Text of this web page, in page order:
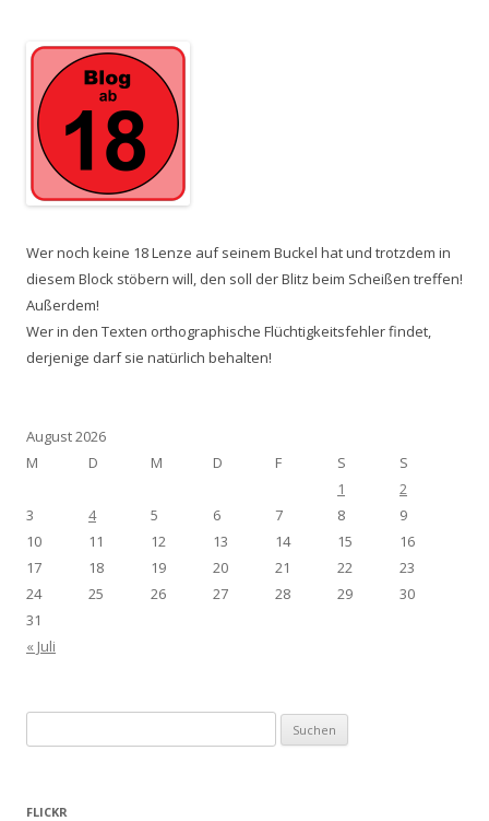
Wer noch keine 18 Lenze auf seinem Buckel hat und trotzdem in
diesem Block stöbern will, den soll der Blitz beim Scheißen treffen!
Außerdem!
Wer in den Texten orthographische Flüchtigkeitsfehler findet,
derjenige darf sie natürlich behalten!
August 2026
M
D M D F S
S
1
2
3
4 5 6 7 8
9
10
11 12 13 14 15
16
17
18 19 20 21 22
23
24
25 26 27 28 29
30
31
« Juli
nach:
FLICKR